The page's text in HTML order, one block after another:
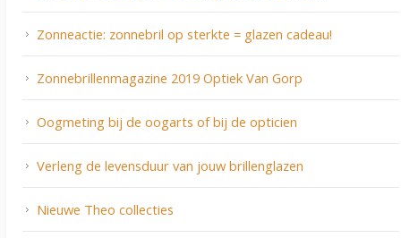
Zonneactie: zonnebril op sterkte = glazen cadeau!
Zonnebrillenmagazine 2019 Optiek Van Gorp
Oogmeting bij de oogarts of bij de opticien
Verleng de levensduur van jouw brillenglazen
Nieuwe Theo collecties